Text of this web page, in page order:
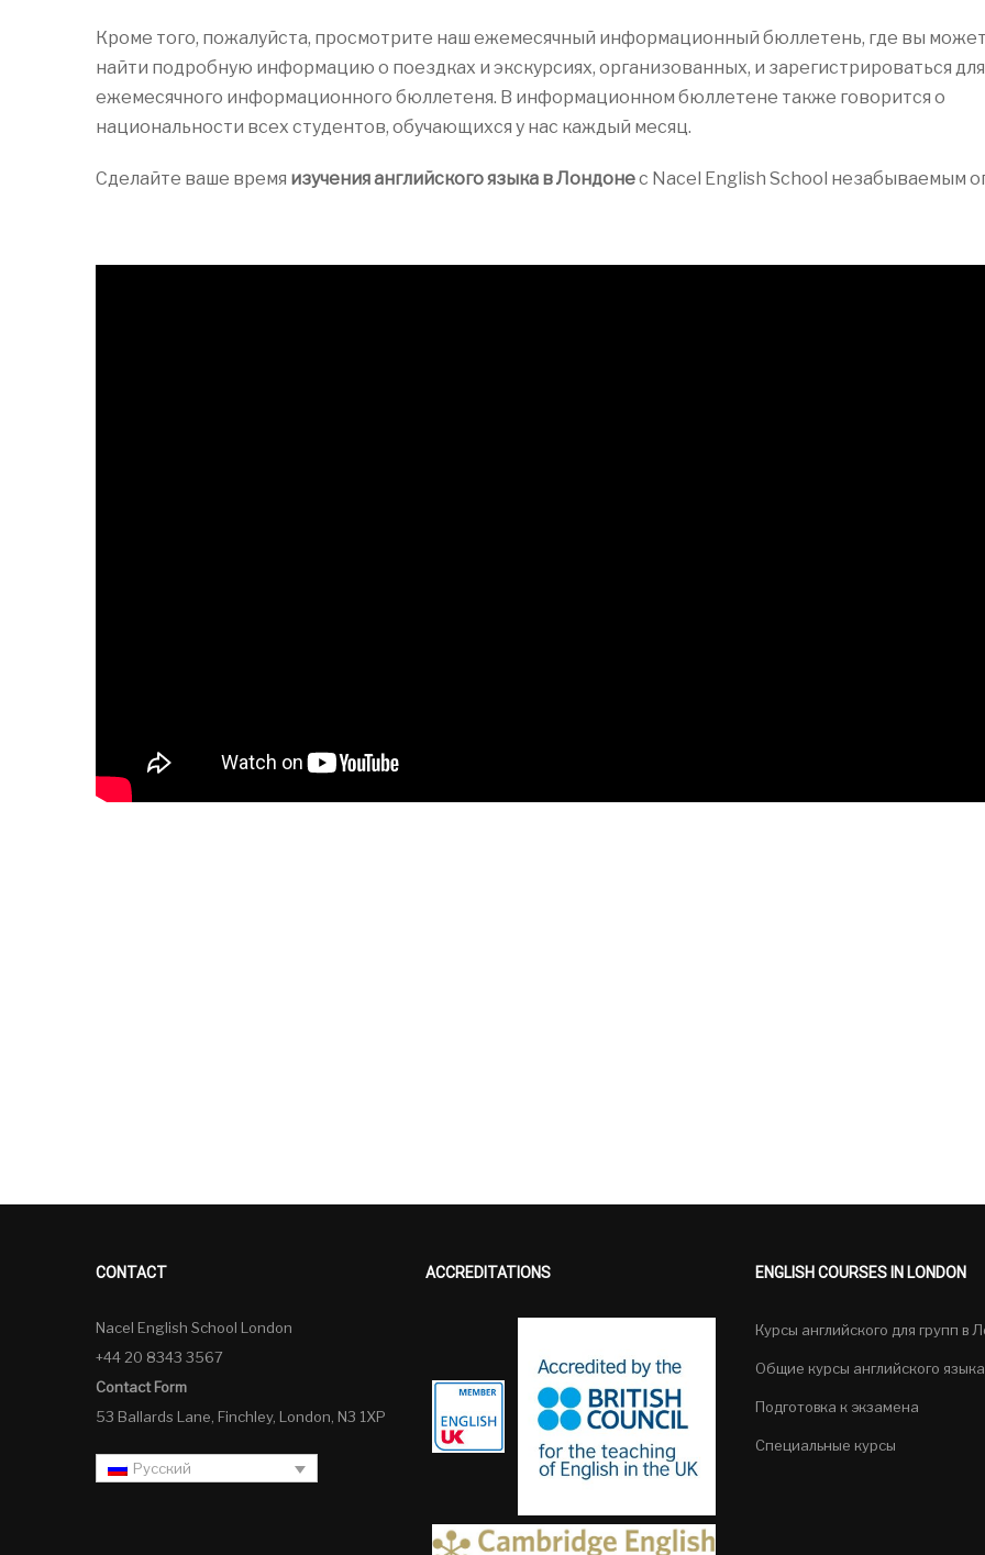
Кроме того, пожалуйста, просмотрите наш ежемесячный информационный бюллетень, где вы
найти подробную информацию о поездках и экскурсиях, организованных, и зарегистрироваться
ежемесячного информационного бюллетеня. В информационном бюллетене также говорится о
национальности всех студентов, обучающихся у нас каждый месяц.
Сделайте ваше время изучения английского языка в Лондонес Nacel English School незабываемым
CONTACT
Nacel English School London
+44 20 8343 3567
Contact Form
53 Ballards Lane, Finchley, London, N3 1XP
Русский
ACCREDITATIONS ENGLISH COURSES IN LONDON
Курсы английского для групп в
Общие курсы английского языка
Подготовка к экзамена
Специальные курсы